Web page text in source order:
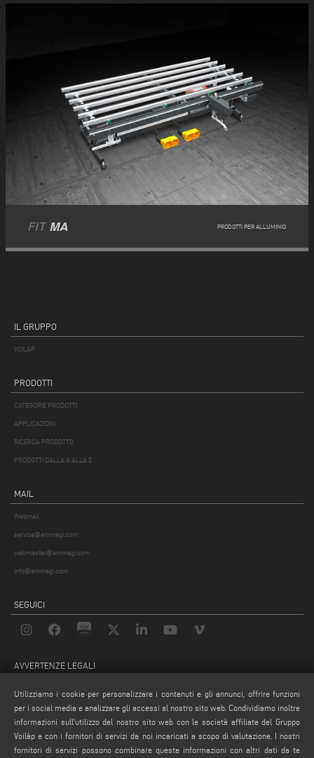
FIT MA PRODOTTI PER ALLUMINIO
IL GRUPPO
VOILÀP
PRODOTTI
CATEGORIE PRODOTTI
APPLICAZIONI
RICERCA PRODOTTO
PRODOTTI DALLA A ALLA Z
MAIL
Webmail
service@emmegi.com
webmaster@emmegi.com
info@emmegi.com
SEGUICI
AVVERTENZE LEGALI
NOTE LEGALI
COMPLIANCE
COOKIE POLICY
Utilizziamo i cookie per personalizzare i contenuti e gli annunci, offrire funzioni
per i social media e analizzare gli accessi al nostro sito web. Condividiamo inoltre
informazioni sull'utilizzo del nostro sito web con le società affiliate del Gruppo
Voilàp e con i fornitori di servizi da noi incaricati a scopo di valutazione. I nostri
fornitori di servizi possono combinare queste informazioni con altri dati da te